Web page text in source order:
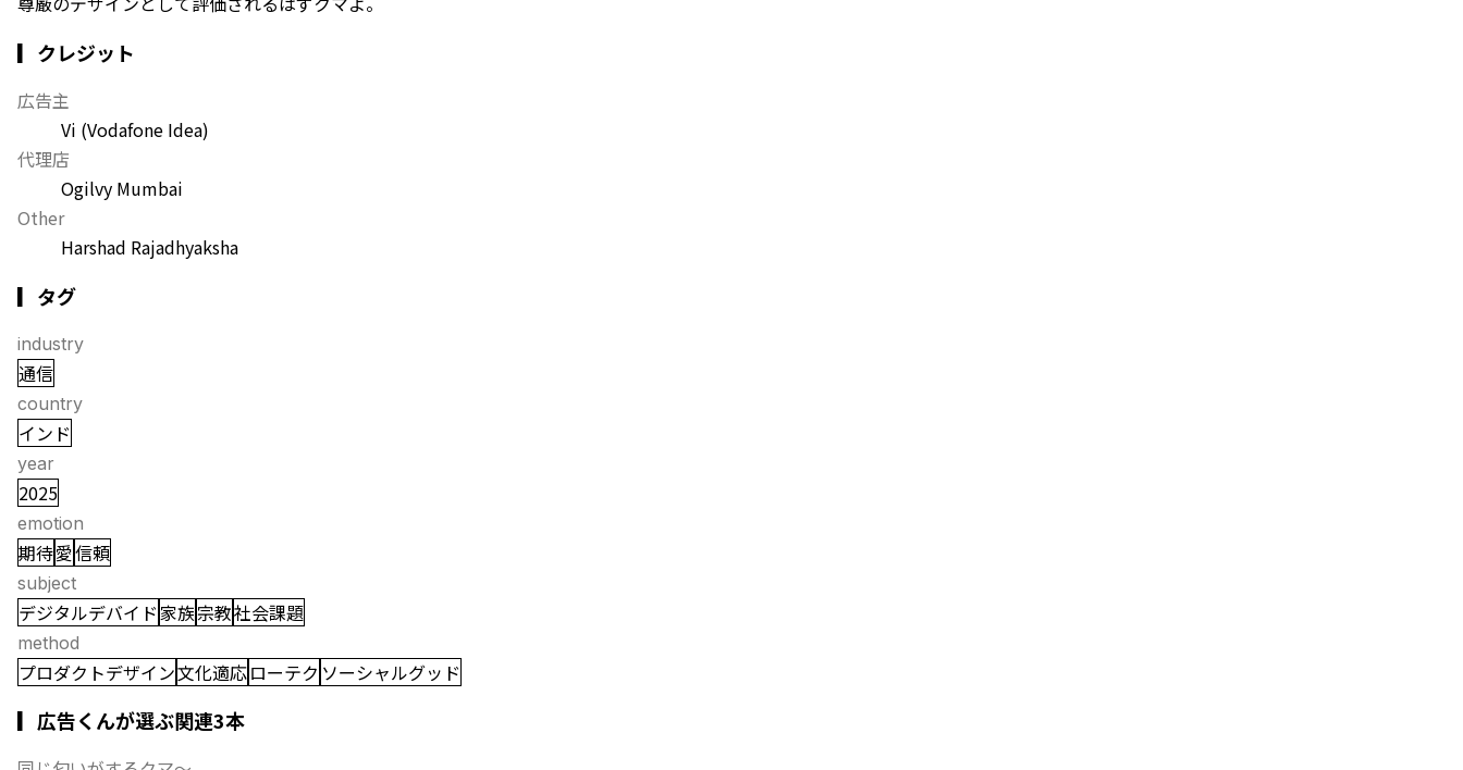
▎クレジット
広告主
Vi (Vodafone Idea)
代理店
Ogilvy Mumbai
Other
Harshad Rajadhyaksha
▎タグ
industry
通信
country
インド
year
2025
emotion
期待愛信頼
subject
デジタルデバイド家族宗教社会課題
method
プロダクトデザイン文化適応ローテク ソーシャルグッド
▎広告くんが選ぶ関連3本